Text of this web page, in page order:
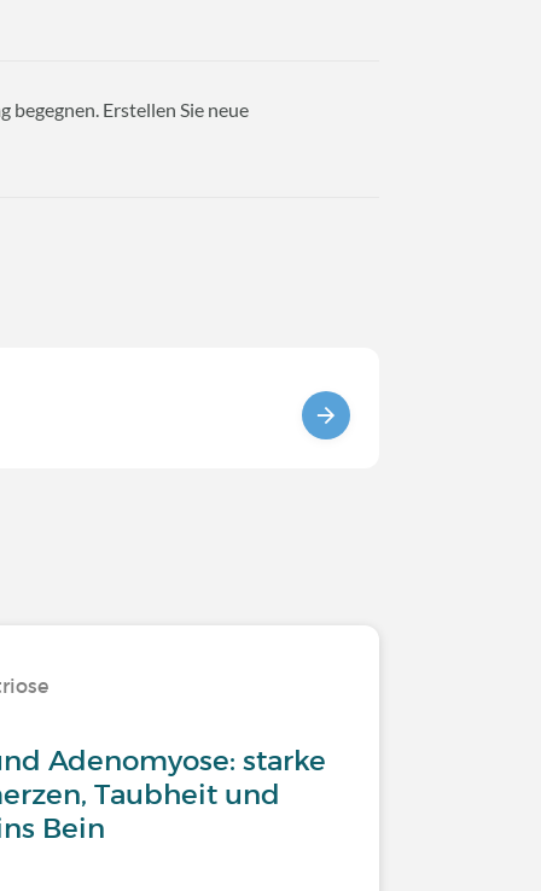
begegnen. Erstellen Sie neue
Adenomyose: starke
Taubheit und
Bein